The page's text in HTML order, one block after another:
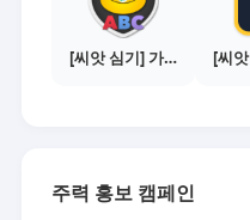
[씨앗 심기] 가이드보기 - 매체별 활동 가이드
주력 홍보 캠페인